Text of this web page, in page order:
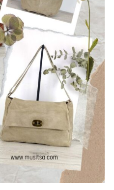
Με ήχο που ισορροπεί
τον ελληνικό στίχο και την
Ρωγμές δημιουργούν
τις εσωτερικές μάχες
Αντώνης –
– Κιθάρα, Νικολάου
– Τύμπανα.